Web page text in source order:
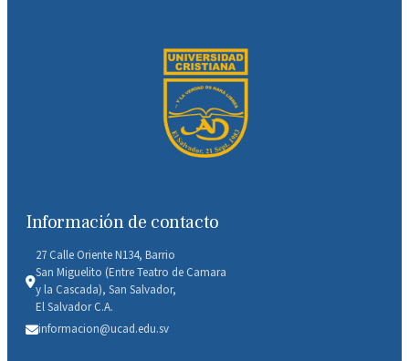
Información de contacto
27 Calle Oriente N134, Barrio
San Miguelito (Entre Teatro de Camara
y la Cascada), San Salvador,
El Salvador C.A.
informacion@ucad.edu.sv